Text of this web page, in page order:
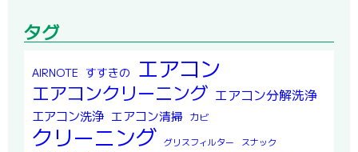
タグ
AIRNOTE すすきの エアコン
エアコンクリーニング エアコン分解洗浄
エアコン洗浄 エアコン清掃 カビ
クリーニング グリスフィルター スナック